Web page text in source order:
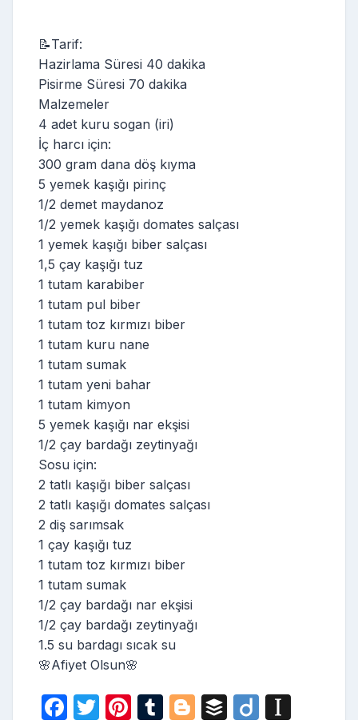
📝Tarif:
Hazirlama Süresi 40 dakika
Pisirme Süresi 70 dakika
Malzemeler
4 adet kuru sogan (iri)
İç harcı için:
300 gram dana döş kıyma
5 yemek kaşığı pirinç
1/2 demet maydanoz
1/2 yemek kaşığı domates salçası
1 yemek kaşığı biber salçası
1,5 çay kaşığı tuz
1 tutam karabiber
1 tutam pul biber
1 tutam toz kırmızı biber
1 tutam kuru nane
1 tutam sumak
1 tutam yeni bahar
1 tutam kimyon
5 yemek kaşığı nar ekşisi
1/2 çay bardağı zeytinyağı
Sosu için:
2 tatlı kaşığı biber salçası
2 tatlı kaşığı domates salçası
2 diş sarımsak
1 çay kaşığı tuz
1 tutam toz kırmızı biber
1 tutam sumak
1/2 çay bardağı nar ekşisi
1/2 çay bardağı zeytinyağı
1.5 su bardagı sıcak su
🌸Afiyet Olsun🌸
F
T
Pi T
Bl B
Di